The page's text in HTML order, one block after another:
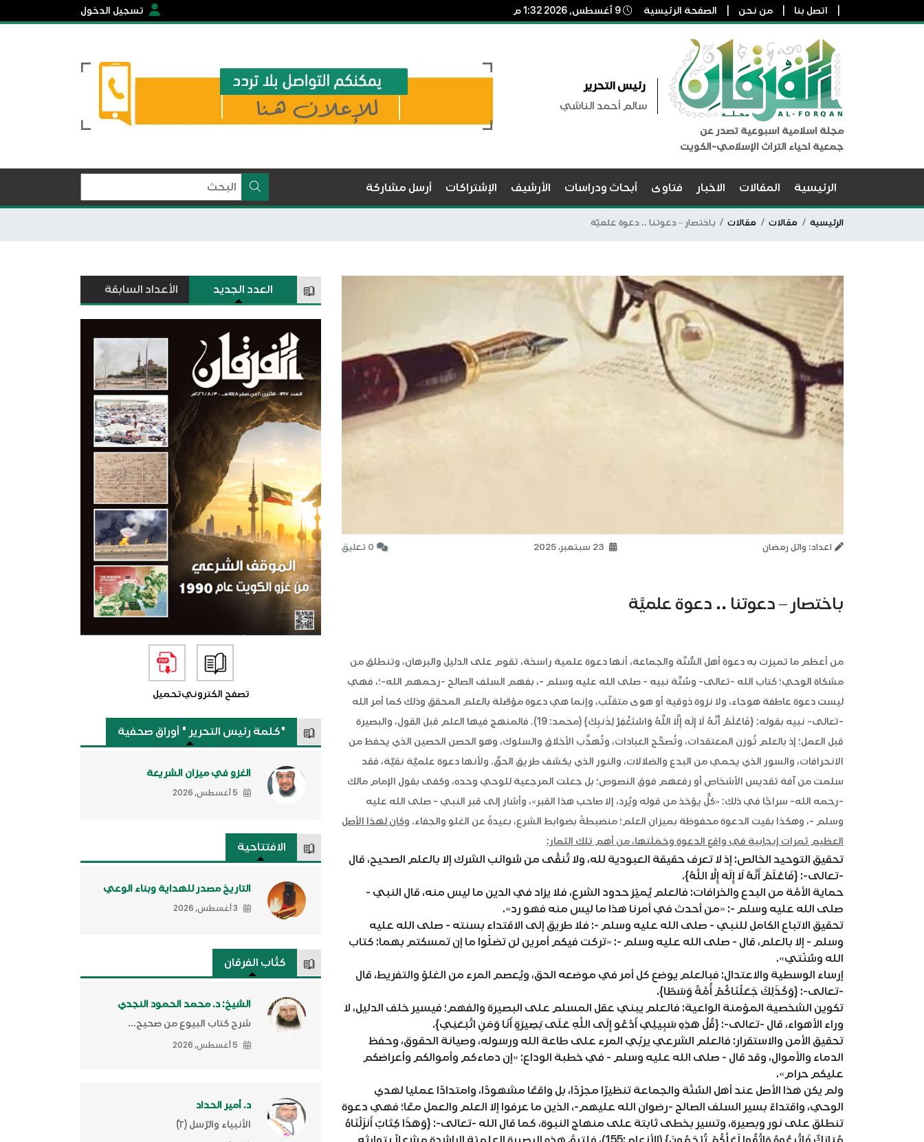
اتصل بنا من نحن الصفحة الرئيسية تسجيل الدخول
مجلة اسلامية اسبوعية تصدر عن
جمعية احياء التراث الإسلامي-الكويت
رئيس التحرير
سالم أحمد الناشي
الرئيسية المقالات الاخبار فتاوى أبحاث ودراسات الأرشيف الإشتراكات أرسل مشاركة
الرئيسية مقالات مقالات باختصار – دعوتنا .. دعوة علميَّة
اعداد: وائل رمضان 0 تعليق
باختصار – دعوتنا .. دعوة علميَّة
من أعظم ما تميزت به دعوة أهل السُّنَّة والجماعة، أنها دعوة علمية راسخة، تقوم على الدليل والبرهان، وتنطلق من
مشكاة الوحي؛ كتاب الله -تعالى- وسُنَّة نبيه - صلى الله عليه وسلم -، بفهم السلف الصالح -رحمهم الله-؛، فهي
ليست دعوة عاطفة هوجاء، ولا نزوة ذوقية أو هوى متقلّب، وإنما هي دعوة مؤصَّلة بالعلم المحقق وذلك كما أمر الله
-تعالى- نبيه بقوله: {فَاعْلَمْ أَنَّهُ لَا إِلَهَ إِلَّا اللَّهُ وَاسْتَغْفِرْ لِذَنبِكَ} (محمد: 19). فالمنهج فيها العلم قبل القول، والبصيرة
قبل العمل؛ إذ بالعلم تُوزن المعتقدات، وتُصحَّح العبادات، وتُهذَّب الأخلاق والسلوك، وهو الحصن الحصين الذي يحفظ من
الانحرافات، والسور الذي يحمي من البدع والضلالات، والنور الذي يكشف طريق الحقّ. ولأنها دعوة علميَّة نقيَّة، فقد
سلمت من آفة تقديس الأشخاص أو رفعهم فوق النصوص؛ بل جعلت المرجعية للوحي وحده، وكفى بقول الإمام مالك
-رحمه الله- سراجًا في ذلك: «كلٌّ يؤخذ من قوله ويُرد، إلا صاحب هذا القبر»، وأشار إلى قبر النبي - صلى الله عليه
وسلم -، وهكذا بقيت الدعوة محفوظة بميزان العلم؛ منضبطةً بضوابط الشرع، بعيدةً عن الغلو والجفاء. وكان لهذا الأصل
العظيم ثمرات إيجابية في واقع الدعوة وحَمَلَتها، من أهم تلك الثمار:
تحقيق التوحيد الخالص: إذ لا تعرف حقيقة العبودية لله، ولا تُنقَّى من شوائب الشرك إلا بالعلم الصحيح، قال
-تعالى-: {فَاعْلَمْ أَنَّهُ لَا إِلَهَ إِلَّا اللَّهُ}.
حماية الأمَّة من البدع والخرافات: فالعلم يُميّز حدود الشرع، فلا يزاد في الدين ما ليس منه، قال النبي -
صلى الله عليه وسلم -: «من أحدث في أمرنا هذا ما ليس منه فهو رد».
تحقيق الاتباع الكامل للنبي - صلى الله عليه وسلم -: فلا طريق إلى الاقتداء بسنته - صلى الله عليه
وسلم - إلا بالعلم، قال - صلى الله عليه وسلم -: «تركت فيكم أمرين لن تضلّوا ما إن تمسكتم بهما: كتاب
الله وسُنّتي».
إرساء الوسطية والاعتدال: فبالعلم يوضع كل أمر في موضعه الحق، ويُعصم المرء من الغلوّ والتفريط، قال
-تعالى-: {وَكَذَلِكَ جَعَلْنَاكُمْ أُمَّةً وَسَطًا}.
تكوين الشخصية المؤمنة الواعية: فالعلم يبني عقل المسلم على البصيرة والفهم؛ فيسير خلف الدليل، لا
وراء الأهواء، قال -تعالى-: {قُلْ هَذِهِ سَبِيلِي أَدْعُو إِلَى اللَّهِ عَلَى بَصِيرَةٍ أَنَا وَمَنِ اتَّبَعَنِي}.
تحقيق الأمن والاستقرار: فالعلم الشرعي يربّي المرء على طاعة الله ورسوله، وصيانة الحقوق، وحفظ
الدماء والأموال، وقد قال - صلى الله عليه وسلم - في خطبة الوداع: «إن دماءكم وأموالكم وأعراضكم
عليكم حرام».
ولم يكن هذا الأصل عند أهل السُنَّة والجماعة تنظيرًا مجرّدًا، بل واقعًا مشهودًا، وامتدادًا عمليا لهدي
الوحي، واقتداءً بسير السلف الصالح -رضوان الله عليهم-، الذين ما عرفوا إلا العلم والعمل معًا؛ فهي دعوة
تنطلق على نور وبصيرة، وتسير بخطى ثابتة على منهاج النبوة، كما قال الله -تعالى-: {وَهَذَا كِتَابٌ أَنزَلْنَاهُ
العدد الجديد الأعداد السابقة
تصفح الكترونيتحميل
"كلمة رئيس التحرير " أوراق صحفية
الغزو في ميزان الشريعة
5 أغسطس, 2026
الافتتاحية
التاريخ مصدر للهداية وبناء الوعي
3 أغسطس, 2026
كتَّاب الفرقان
الشيخ: د. محمد الحمود النجدي
شرح كتاب البيوع من صحيح...
5 أغسطس, 2026
د. أمير الحداد
الأنبياء والرّسل (٢)ّ